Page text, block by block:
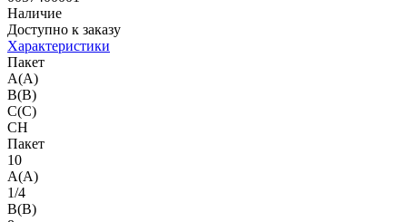
Наличие
Доступно к заказу
Характеристики
Пакет
A(A)
B(B)
C(C)
CH
Пакет
10
A(A)
1/4
B(B)